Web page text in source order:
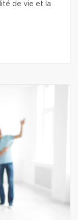
de vie et la